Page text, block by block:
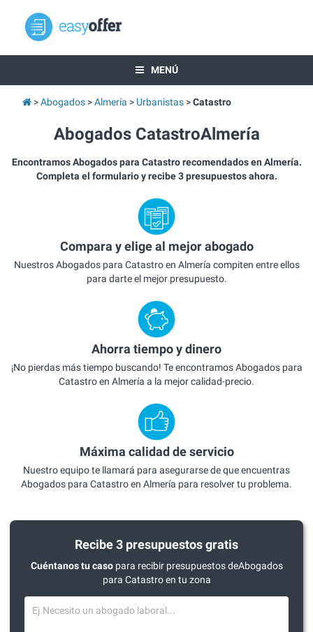
MENÚ
Abogados Almería Urbanistas Catastro
Abogados CatastroAlmería
Encontramos Abogados para Catastro recomendados en Almería.
Completa el formulario y recibe 3 presupuestos ahora.
Compara y elige al mejor abogado
Nuestros Abogados para Catastro en Almería compiten entre ellos
para darte el mejor presupuesto.
Ahorra tiempo y dinero
¡No pierdas más tiempo buscando! Te encontramos Abogados para
Catastro en Almería a la mejor calidad-precio.
Máxima calidad de servicio
Nuestro equipo te llamará para asegurarse de que encuentras
Abogados para Catastro en Almería para resolver tu problema.
Recibe 3 presupuestos gratis
Cuéntanos tu casopara recibir presupuestos deAbogados
para Catastro en tu zona